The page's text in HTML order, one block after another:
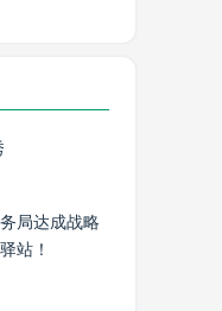
局达成战略
站！